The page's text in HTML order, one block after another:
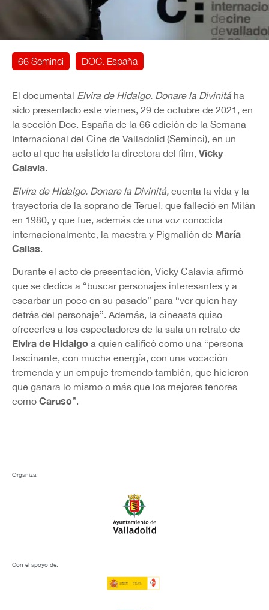
66 Seminci DOC. España
El documental Elvira de Hidalgo. Donare la Divinitá ha
sido presentado este viernes, 29 de octubre de 2021, en
la sección Doc. España de la 66 edición de la Semana
Internacional del Cine de Valladolid (Seminci), en un
acto al que ha asistido la directora del film, Vicky
Calavia.
Elvira de Hidalgo. Donare la Divinitá, cuenta la vida y la
trayectoria de la soprano de Teruel, que falleció en Milán
en 1980, y que fue, además de una voz conocida
internacionalmente, la maestra y Pigmalión de María
Callas.
Durante el acto de presentación, Vicky Calavia afirmó
que se dedica a “buscar personajes interesantes y a
escarbar un poco en su pasado” para “ver quien hay
detrás del personaje”. Además, la cineasta quiso
ofrecerles a los espectadores de la sala un retrato de
Elvira de Hidalgo a quien calificó como una “persona
fascinante, con mucha energía, con una vocación
tremenda y un empuje tremendo también, que hicieron
que ganara lo mismo o más que los mejores tenores
como Caruso”.
Organiza:
Con el apoyo de: